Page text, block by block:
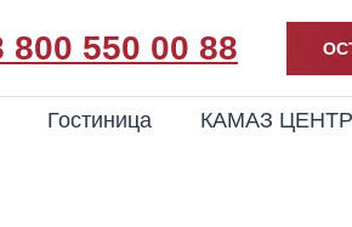
800 550 00 88
Гостиница КАМАЗ ЦЕНТР